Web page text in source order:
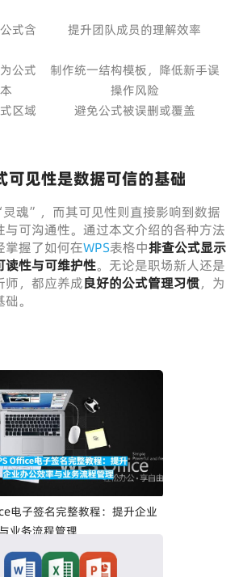
式含
提升团队成员的理解效率
公式
制作统一结构模板，降低新手误
操作风险
区域
避免公式被误删或覆盖
可见性是数据可信的基础
魂”，而其可见性则直接影响到数据
与可沟通性。通过本文介绍的各种方法
掌握了如何在WPS表格中排查公式显示
读性与可维护性。无论是职场新人还是
师，都应养成良好的公式管理习惯，为
。
电子签名完整教程：提升企业
业务流程管理